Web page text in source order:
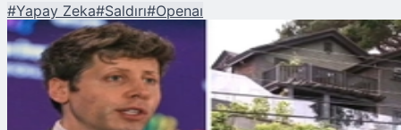
#Yapay Zeka#Saldırı#Openaı
Şu An Okunan